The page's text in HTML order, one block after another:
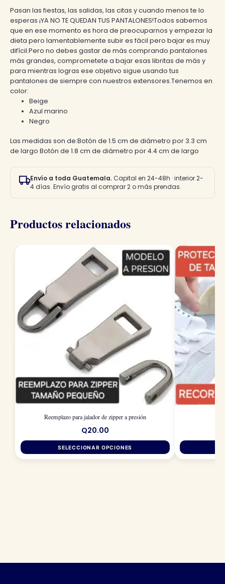
Pasan las fiestas, las salidas, las citas y cuando menos te lo
esperas ¡YA NO TE QUEDAN TUS PANTALONES!Todos sabemos
que en ese momento es hora de preocuparnos y empezar la
dieta pero lamentablemente subir es fácil pero bajar es muy
difícil.Pero no debes gastar de más comprando pantalones
más grandes, comprometete a bajar esas libritas de más y
para mientras logras ese objetivo sigue usando tus
pantalones de siempre con nuestros extensores.Tenemos en
color:
Beige
Azul marino
Negro
Las medidas son de:Botón de 1.5 cm de diámetro por 3.3 cm
de largo Botón de 1.8 cm de diámetro por 4.4 cm de largo
Envío a toda Guatemala.Capital en 24-48h · interior 2-
4 días. Envío gratis al comprar 2 o más prendas.
Productos relacionados
Reemplazo para jalador de zipper a presión
Q20.00
SELECCIONAR OPCIONES
pueden